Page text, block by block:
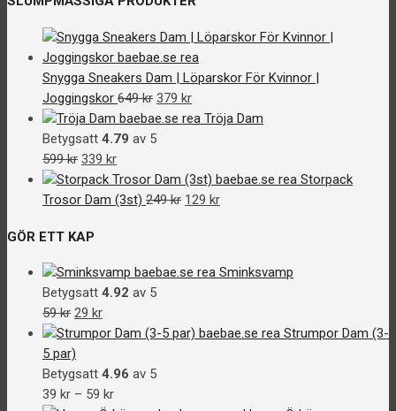
199 kr.99 kr.
priset
249 kr.
priset
129 kr.
Snygga Sneakers Dam | Löparskor För Kvinnor |
Joggingskor 649kr Det
ursprungliga
priset
649 kr.
379 krDet
nuvarande
379 kr.
Tröja Dam
Betygsatt 4.79 av 5
599kr Det
ursprungliga
priset
599 kr.
339 krDet
nuvarande
priset
Storpack
Trosor Dam (3st) 249kr Det
249 kr.
129 krDet
129 kr.
GÖR ETT KAP
Sminksvamp
Betygsatt 4.92 av 5
59kr Det
ursprungliga
priset
var:
59 kr.
29 krDet
nuvarande
är:
29 kr.
Strumpor Dam (3-
5 par)
Betygsatt 4.96 av 5
39 kr – 59 kr